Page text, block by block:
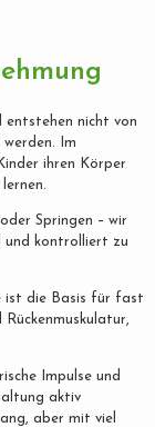
entstehen nicht von
Im
ihren Körper
Springen – wir
und kontrolliert zu
ist die Basis für fast
Impulse und
aktiv
aber mit viel